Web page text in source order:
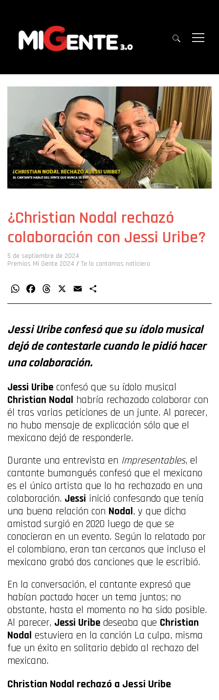
¿Christian Nodal rechazó
colaboración con Jessi Uribe?
5 de septiembre de 2024
Premios Mi Gente 2024 / Te lo cantamos noticiero
WhatsAppFacebookThreads Email
Jessi Uribe confesó que su ídolo musical
dejó de contestarle cuando le pidió hacer
una colaboración.
Jessi Uribe confesó que su ídolo musical
Christian Nodal habría rechazado colaborar con
él tras varias peticiones de un junte. Al parecer,
no hubo mensaje de explicación sólo que el
mexicano dejó de responderle.
Durante una entrevista en Impresentables, el
cantante bumangués confesó que el mexicano
es el único artista que lo ha rechazado en una
colaboración. Jessi inició confesando que tenía
una buena relación con Nodal, y que dicha
amistad surgió en 2020 luego de que se
conocieran en un evento. Según lo relatado por
el colombiano, eran tan cercanos que incluso el
mexicano grabó dos canciones que le escribió.
En la conversación, el cantante expresó que
habían pactado hacer un tema juntos; no
obstante, hasta el momento no ha sido posible.
Al parecer, Jessi Uribe deseaba que Christian
Nodal estuviera en la canción La culpa, misma
fue un éxito en solitario debido al rechazo del
mexicano.
Christian Nodal rechazó a Jessi Uribe